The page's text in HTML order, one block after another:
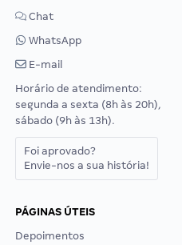
Chat
WhatsApp
E-mail
Horário de atendimento:
segunda a sexta (8h às 20h),
sábado (9h às 13h).
Foi aprovado?
Envie-nos a sua história!
PÁGINAS ÚTEIS
Depoimentos